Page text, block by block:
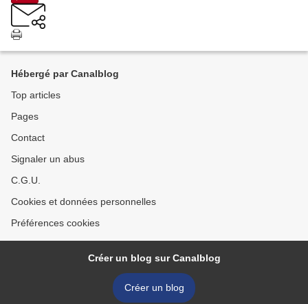
Hébergé par Canalblog
Top articles
Pages
Contact
Signaler un abus
C.G.U.
Cookies et données personnelles
Préférences cookies
Créer un blog sur Canalblog
Créer un blog